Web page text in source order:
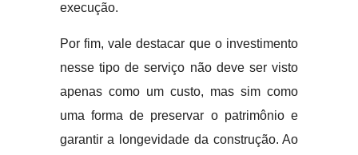
execução.
Por fim, vale destacar que o investimento
nesse tipo de serviço não deve ser visto
apenas como um custo, mas sim como
uma forma de preservar o patrimônio e
garantir a longevidade da construção. Ao